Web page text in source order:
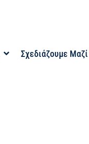
Σχεδιάζουμε Μαζί